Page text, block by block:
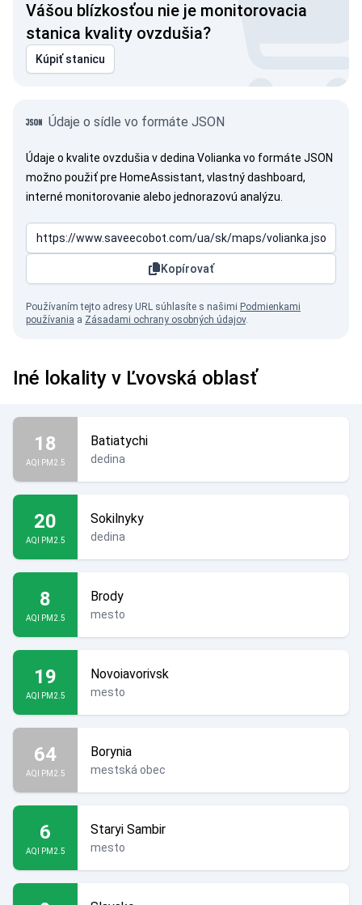
Vášou blízkosťou nie je monitorovacia
stanica kvality ovzdušia?
Kúpiť stanicu
Údaje o sídle vo formáte JSON
Údaje o kvalite ovzdušia v dedina Volianka vo formáte JSON
možno použiť pre HomeAssistant, vlastný dashboard,
interné monitorovanie alebo jednorazovú analýzu.
Kopírovať
Používaním tejto adresy URL súhlasíte s našimi Podmienkami
používania a Zásadami ochrany osobných údajov.
Iné lokality v Ľvovská oblasť
18
AQI PM2.5
Batiatychi
dedina
20
AQI PM2.5
Sokilnyky
dedina
8
AQI PM2.5
Brody
mesto
19
AQI PM2.5
Novoiavorivsk
mesto
64
AQI PM2.5
Borynia
mestská obec
6
AQI PM2.5
Staryi Sambir
mesto